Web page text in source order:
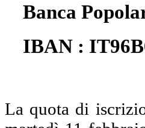
Banca
IBAN :
La quota di